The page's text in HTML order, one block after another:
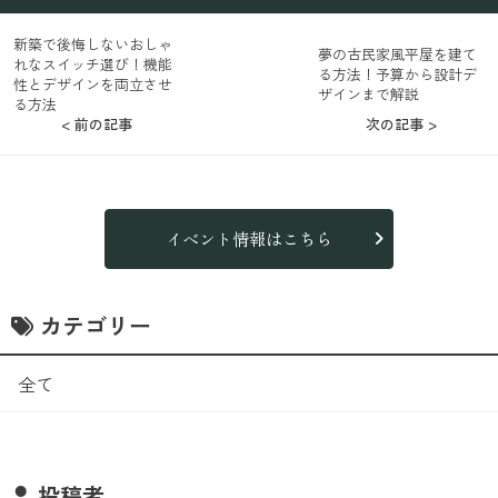
< 前の記事
新築で後悔しないおしゃ
れなスイッチ選び！機能
性とデザインを両立させ
る方法
夢の古民家風平屋を建て
る方法！予算から設計デ
ザインまで解説
次の記事 >
イベント情報はこちら
カテゴリー
全て